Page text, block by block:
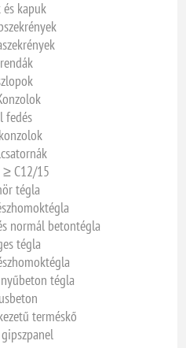
kapuk
fedés
≥ C12/15
tégla
normál betontégla
tégla
tégla
terméskő